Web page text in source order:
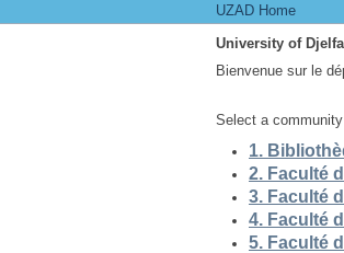
UZAD Home
University of
Bienvenue sur le
Select a
5. Faculté